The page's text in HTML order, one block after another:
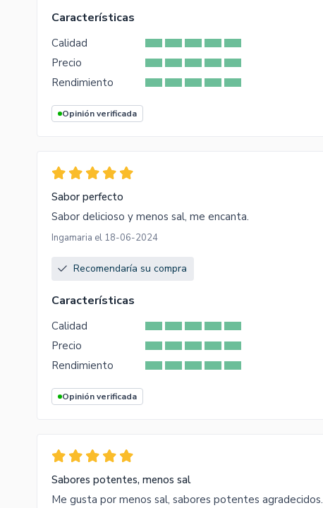
Características
Calidad
Precio
Rendimiento
Opinión verificada
Sabor perfecto
Sabor delicioso y menos sal, me encanta.
Ingamaria el 18-06-2024
Recomendaría su compra
Características
Calidad
Precio
Rendimiento
Opinión verificada
Sabores potentes, menos sal
Me gusta por menos sal, sabores potentes agradecidos.